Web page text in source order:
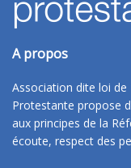
A propos
Association dite loi
Protestante propose
aux principes de la
écoute, respect des